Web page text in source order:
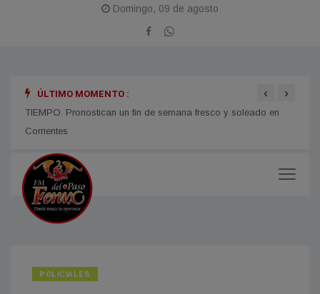
Domingo, 09 de agosto
ÚLTIMO MOMENTO :
TIEMPO. Pronostican un fin de semana fresco y soleado en
Corrientes
‹ ›
POLICIALES